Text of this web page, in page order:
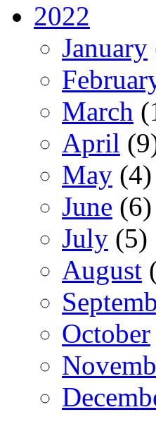
2022
January
March
April
May (4)
June (6)
July (5)
August
October